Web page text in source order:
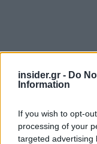
insider.gr - Do
Information
If you wish to opt-
processing of your
targeted advertising